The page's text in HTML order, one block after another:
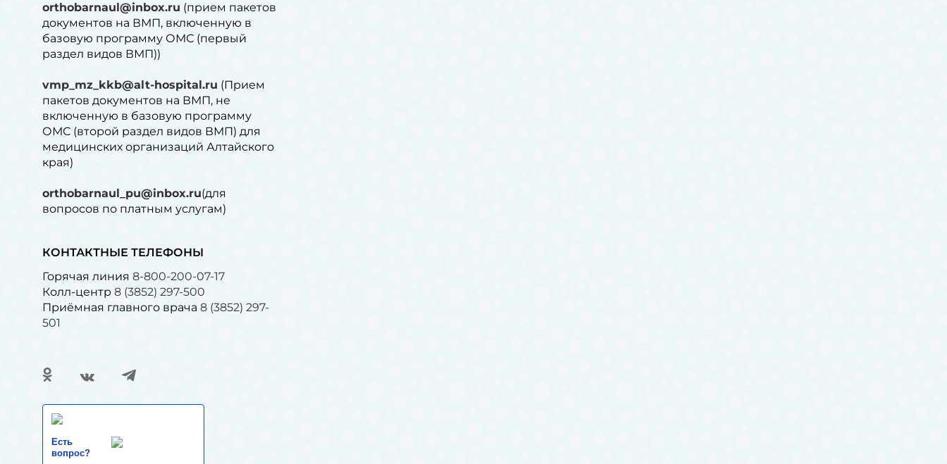
orthobarnaul@inbox.ru (прием пакетов
документов на ВМП, включенную в
базовую программу ОМС (первый
раздел видов ВМП))
vmp_mz_kkb@alt-hospital.ru (Прием
пакетов документов на ВМП, не
включенную в базовую программу
ОМС (второй раздел видов ВМП) для
медицинских организаций Алтайского
края)
orthobarnaul_pu@inbox.ru(для
вопросов по платным услугам)⁠
КОНТАКТНЫЕ ТЕЛЕФОНЫ
Горячая линия 8-800-200-07-17
Колл-центр 8 (3852) 297-500
Приёмная главного врача 8 (3852) 297-
501
Есть
вопрос?